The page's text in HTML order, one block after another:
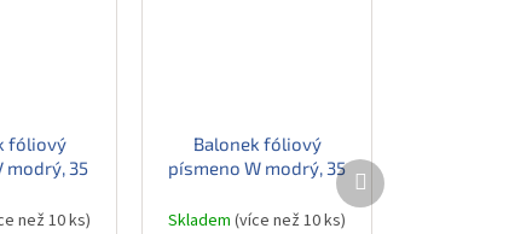
fóliový
modrý, 35
než 10 ks)
Balonek fóliový
písmeno W modrý, 35
Skladem(více než 10 ks)
Další
produkt